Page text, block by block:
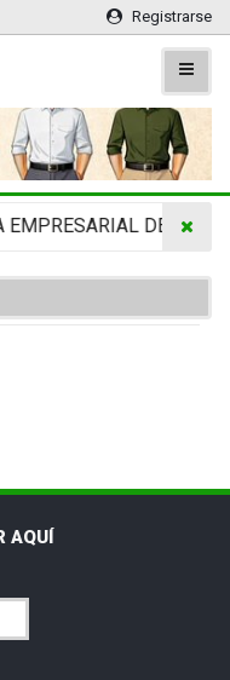
Registrarse
DE
AQUÍ